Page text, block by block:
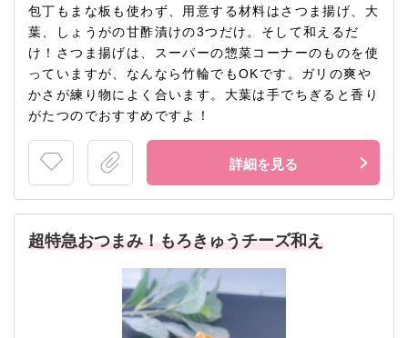
包丁もまな板も使わず、用意する材料はさつま揚げ、大
葉、しょうがの甘酢漬けの3つだけ。そして和えるだ
け！さつま揚げは、スーパーの惣菜コーナーのものを使
っていますが、なんなら竹輪でもOKです。ガリの爽や
かさが練り物によく合います。大葉は手でちぎると香り
がたつのでおすすめですよ！
詳細を見る
超特急おつまみ！もろきゅうチーズ和え